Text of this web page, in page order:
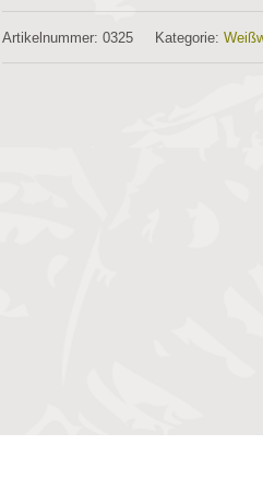
Artikelnummer: 0325 Kategorie: